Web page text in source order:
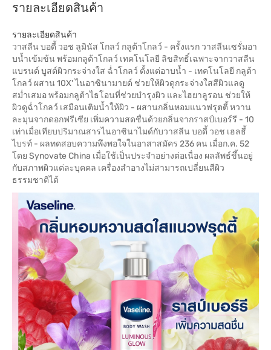
รายละเอียดสินค้า
รายละเอียดสินค้า
วาสลีน บอดี้ วอช ลูมินัส โกลว์ กลูต้าโกลว์ - ครั้งแรก วาสลีนเซรั่มอา
บน้ำเข้มข้น พร้อมกลูต้าโกลว์ เทคโนโลยี ลิขสิทธิ์เฉพาะจากวาสลีน
แบรนด์ บูสต์ผิวกระจ่างใส ฉ่ำโกลว์ ตั้งแต่อาบน้ำ - เทคโนโลยี กลูต้า
โกลว์ ผสาน 10X' ไนอาซินามายด์ ช่วยให้ผิวดูกระจ่างใสสีผิวแลดู
สม่ำเสมอ พร้อมกลูต้าไธโอนที่ช่วยบำรุงผิว และไฮยาลูรอน ช่วยให้
ผิวดูฉ่ำโกลว์ เสมือนเติมน้ำให้ผิว - ผสานกลิ่นหอมแนวฟรุตตี้ หวาน
ละมุนจากดอกฟรีเซีย เพิ่มความสดชื่นด้วยกลิ่นจากราสป์เบอร์รี - 10
เท่าเมื่อเทียบปริมาณสารไนอาซินาไมด์กับวาสลีน บอดี้ วอช เฮลธี้
ไบรท์ - ผลทดสอบความพึงพอใจในอาสาสมัคร 236 คน เมื่อก.ค. 52
โดย Synovate China เมื่อใช้เป็นประจำอย่างต่อเนื่อง ผลลัพธ์ขึ้นอยู่
กับสภาพผิวแต่ละบุคคล เครื่องสำอางไม่สามารถเปลี่ยนสีผิว
ธรรมชาติได้